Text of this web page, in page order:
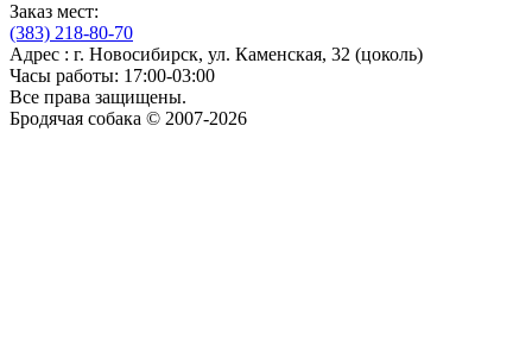
Заказ мест:
(383) 218-80-70
Адрес : г. Новосибирск, ул. Каменская, 32 (цоколь)
Часы работы: 17:00-03:00
Все права защищены.
Бродячая собака © 2007-2026